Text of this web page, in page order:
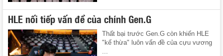
HLE nối tiếp vấn đề của chính Gen.G
Thất bại trước Gen.G còn khiến HLE
"kế thừa" luôn vấn đề của cựu vương
...